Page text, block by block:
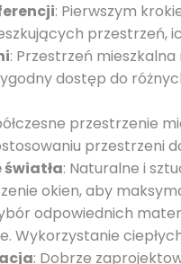
: Pierwszym
: Przestrzeń
dostęp do
przestrzenie
przestrzeni
: Naturalne i
okien, aby
odpowiednich
Wykorzystanie
: Dobrze